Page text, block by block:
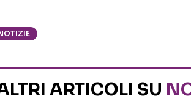
ARTICOLI SU